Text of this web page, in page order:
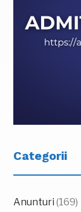
Categorii
Anunturi (169)